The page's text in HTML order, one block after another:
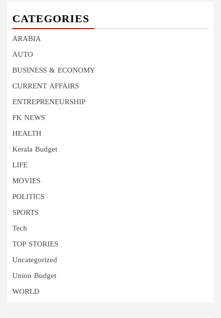
CATEGORIES
ARABIA
AUTO
BUSINESS & ECONOMY
CURRENT AFFAIRS
ENTREPRENEURSHIP
FK NEWS
HEALTH
Kerala Budget
LIFE
MOVIES
POLITICS
SPORTS
Tech
TOP STORIES
Uncategorized
Union Budget
WORLD